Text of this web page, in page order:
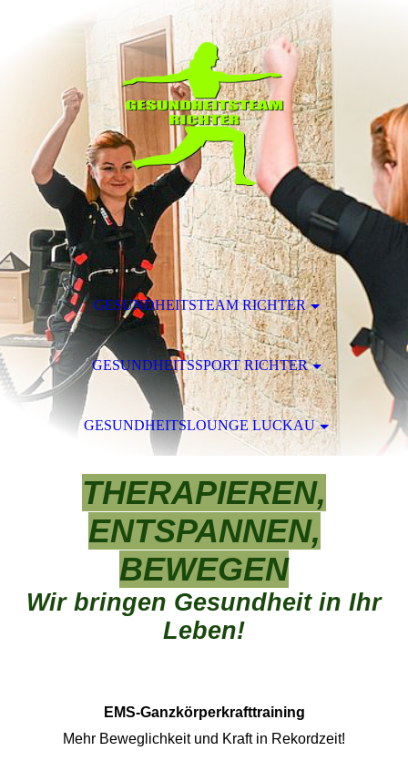
THERAPIEREN,
ENTSPANNEN,
BEWEGEN
Wir bringen Gesundheit in Ihr
Leben!
EMS-Ganzkörperkrafttraining
Mehr Beweglichkeit und Kraft in Rekordzeit!
GESUNDHEITSTEAM RICHTER
GESUNDHEITSSPORT RICHTER
GESUNDHEITSLOUNGE LUCKAU